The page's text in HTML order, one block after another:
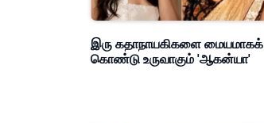
இரு கதாநாயகிகளை மையமாகக்
கொண்டு உருவாகும் 'ஆகன்யா'